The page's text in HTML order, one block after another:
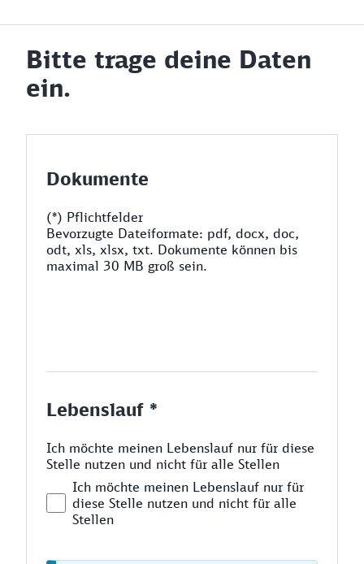
Bitte trage deine Daten
ein.
Dokumente
(*) Pflichtfelder
Bevorzugte Dateiformate: pdf, docx, doc,
odt, xls, xlsx, txt. Dokumente können bis
maximal 30 MB groß sein.
Lebenslauf *
Ich möchte meinen Lebenslauf nur für diese
Stelle nutzen und nicht für alle Stellen
Ich möchte meinen Lebenslauf nur für
diese Stelle nutzen und nicht für alle
Stellen